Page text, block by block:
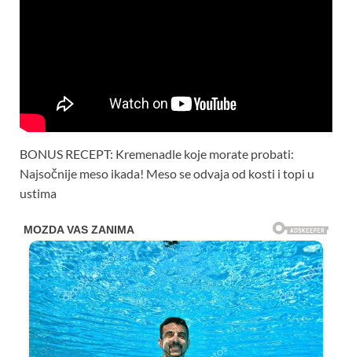
BONUS RECEPT: Kremenadle koje morate probati:
Najsočnije meso ikada! Meso se odvaja od kosti i topi u
ustima